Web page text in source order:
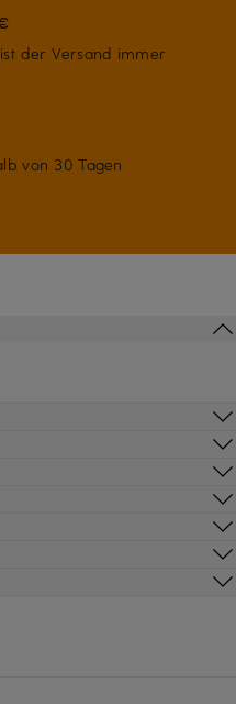
der Versand immer
von 30 Tagen